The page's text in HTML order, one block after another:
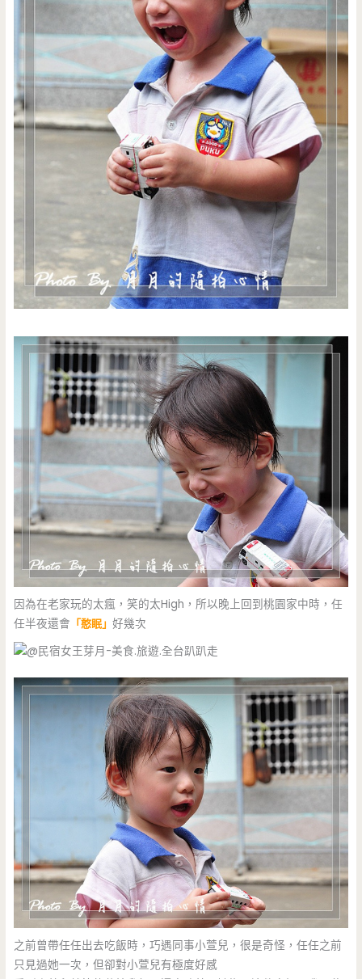
因為在老家玩的太瘋，笑的太High，所以晚上回到桃園家中時，任
任半夜還會 「憨眠」好幾次
之前曾帶任任出去吃飯時，巧遇同事小萱兒，很是奇怪，任任之前
只見過她一次，但卻對小萱兒有極度好感